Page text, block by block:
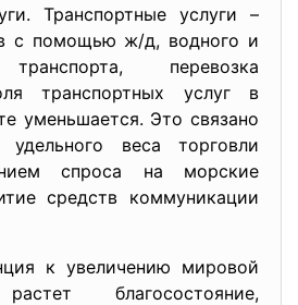
Транспортные услуги –
с помощью ж/д, водного и
перевозка
транспортных услуг в
уменьшается. Это связано
веса торговли
спроса на морские
средств коммуникации
к увеличению мировой
благосостояние,